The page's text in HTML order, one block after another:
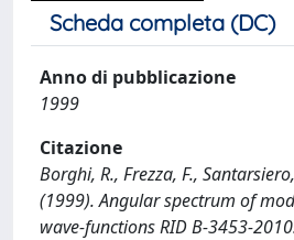
Scheda completa (DC)
Anno di pubblicazione
1999
Citazione
Borghi, R., Frezza, F.,
(1999). Angular spectrum of
wave-functions RID B-3453-